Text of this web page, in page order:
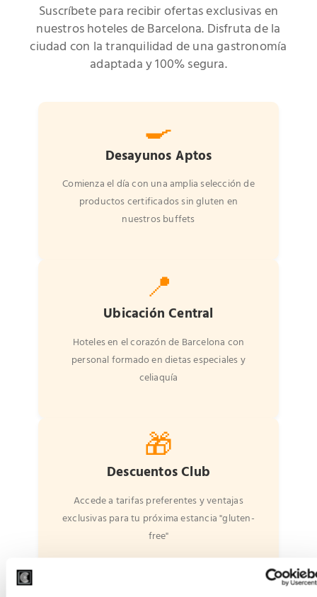
Suscríbete para recibir ofertas exclusivas en
nuestros hoteles de Barcelona. Disfruta de la
ciudad con la tranquilidad de una gastronomía
adaptada y 100% segura.
🍳
Desayunos Aptos
Comienza el día con una amplia selección de
productos certificados sin gluten en
nuestros buffets
📍
Ubicación Central
Hoteles en el corazón de Barcelona con
personal formado en dietas especiales y
celiaquía
🎁
Descuentos Club
Accede a tarifas preferentes y ventajas
exclusivas para tu próxima estancia "gluten-
free"